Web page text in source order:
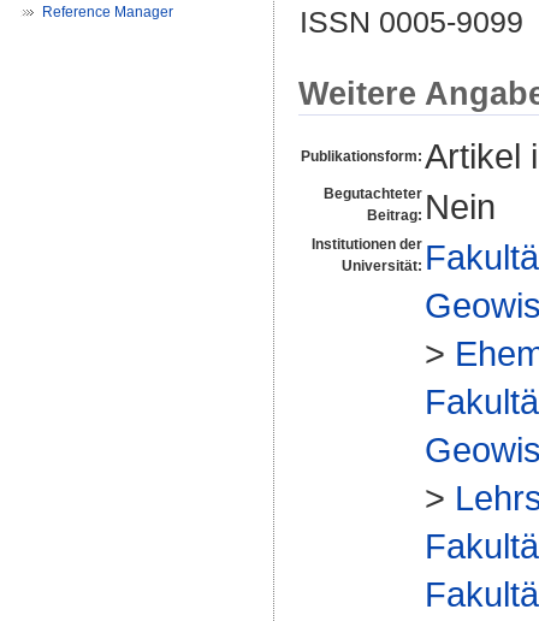
Reference Manager
ISSN 0005-9099
Weitere
Publikationsform: Artikel
Begutachteter
Beitrag: Nein
Institutionen der
Universität:
>
>